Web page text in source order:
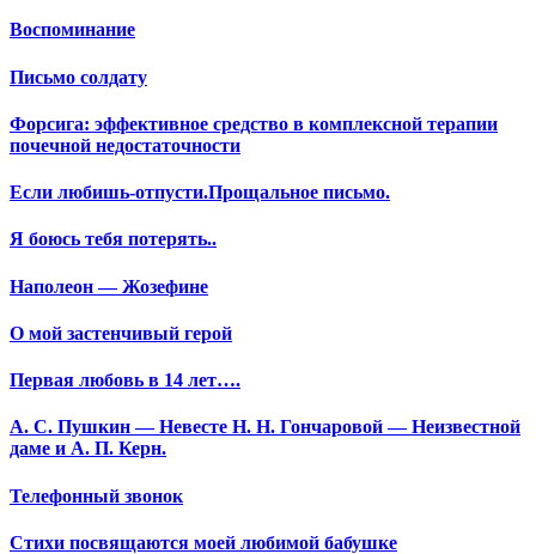
Воспоминание
Письмо солдату
Форсига: эффективное средство в комплексной терапии
почечной недостаточности
Если любишь-отпусти.Прощальное письмо.
Я боюсь тебя потерять..
Наполеон — Жозефине
О мой застенчивый герой
Первая любовь в 14 лет….
А. С. Пушкин — Невесте Н. Н. Гончаровой — Неизвестной
даме и А. П. Керн.
Телефонный звонок
Стихи посвящаются моей любимой бабушке